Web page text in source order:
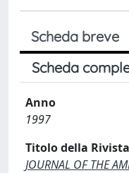
Scheda breve
Scheda
Anno
1997
Titolo della Rivista
JOURNAL OF THE